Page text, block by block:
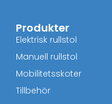
Produkter
Elektrisk rullstol
Manuell rullstol
Mobilitetsskoter
Tillbehör